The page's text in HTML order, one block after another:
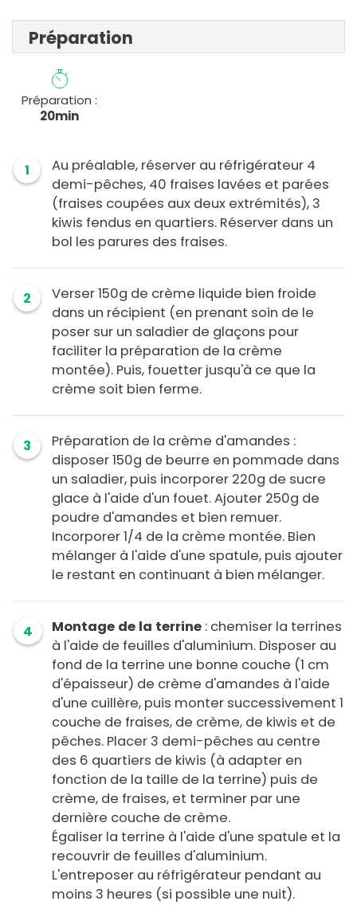
Préparation
Préparation :
20min
1
Au préalable, réserver au réfrigérateur 4
demi-pêches, 40 fraises lavées et parées
(fraises coupées aux deux extrémités), 3
kiwis fendus en quartiers. Réserver dans un
bol les parures des fraises.
2
Verser 150g de crème liquide bien froide
dans un récipient (en prenant soin de le
poser sur un saladier de glaçons pour
faciliter la préparation de la crème
montée). Puis, fouetter jusqu'à ce que la
crème soit bien ferme.
3
Préparation de la crème d'amandes :
disposer 150g de beurre en pommade dans
un saladier, puis incorporer 220g de sucre
glace à l'aide d'un fouet. Ajouter 250g de
poudre d'amandes et bien remuer.
Incorporer 1/4 de la crème montée. Bien
mélanger à l'aide d'une spatule, puis ajouter
le restant en continuant à bien mélanger.
4 Montage de la terrine : chemiser la terrines
à l'aide de feuilles d'aluminium. Disposer au
fond de la terrine une bonne couche (1 cm
d'épaisseur) de crème d'amandes à l'aide
d'une cuillère, puis monter successivement 1
couche de fraises, de crème, de kiwis et de
pêches. Placer 3 demi-pêches au centre
des 6 quartiers de kiwis (à adapter en
fonction de la taille de la terrine) puis de
crème, de fraises, et terminer par une
dernière couche de crème.
Égaliser la terrine à l'aide d'une spatule et la
recouvrir de feuilles d'aluminium.
L'entreposer au réfrigérateur pendant au
moins 3 heures (si possible une nuit).